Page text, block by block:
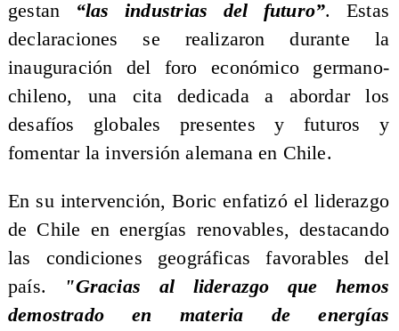
gestan “las industrias del futuro”. Estas
declaraciones se realizaron durante la
inauguración del foro económico germano-
chileno, una cita dedicada a abordar los
desafíos globales presentes y futuros y
fomentar la inversión alemana en Chile.
En su intervención, Boric enfatizó el liderazgo
de Chile en energías renovables, destacando
las condiciones geográficas favorables del
país.
"Gracias al liderazgo que hemos
demostrado en materia de energías